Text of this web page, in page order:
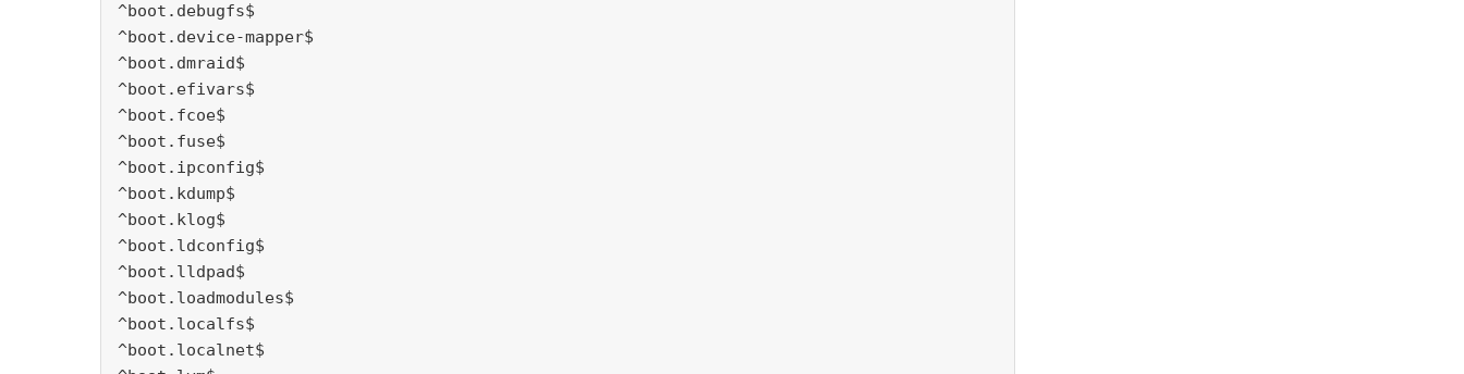
^boot.debugfs$
^boot.device-mapper$
^boot.dmraid$
^boot.efivars$
^boot.fcoe$
^boot.fuse$
^boot.ipconfig$
^boot.kdump$
^boot.klog$
^boot.ldconfig$
^boot.lldpad$
^boot.loadmodules$
^boot.localfs$
^boot.localnet$